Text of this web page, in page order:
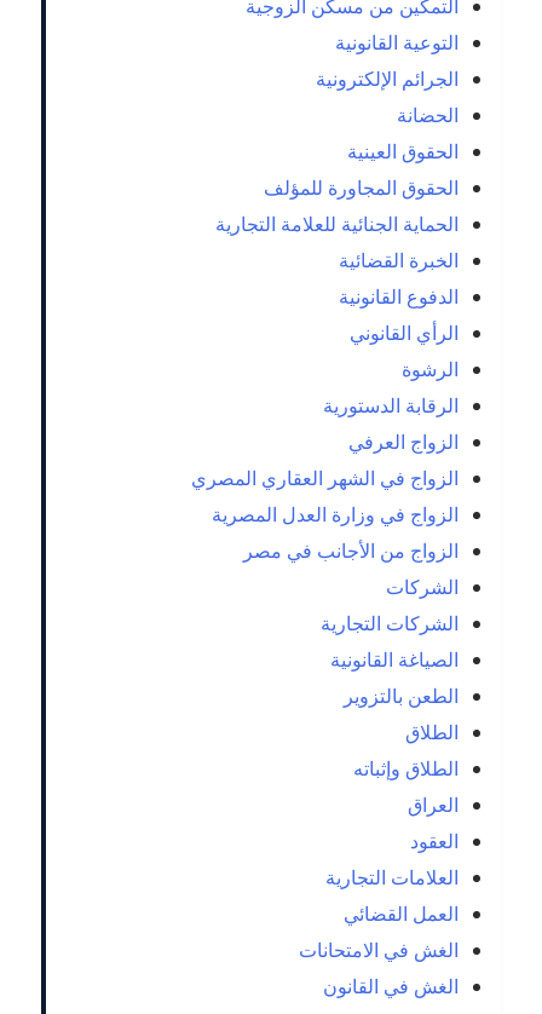
التمكين من مسكن الزوجية
التوعية القانونية
الجرائم الإلكترونية
الحضانة
الحقوق العينية
الحقوق المجاورة للمؤلف
الحماية الجنائية للعلامة التجارية
الخبرة القضائية
الدفوع القانونية
الرأي القانوني
الرشوة
الرقابة الدستورية
الزواج العرفي
الزواج في الشهر العقاري المصري
الزواج في وزارة العدل المصرية
الزواج من الأجانب في مصر
الشركات
الشركات التجارية
الصياغة القانونية
الطعن بالتزوير
الطلاق
الطلاق وإثباته
العراق
العقود
العلامات التجارية
العمل القضائي
الغش في الامتحانات
الغش في القانون